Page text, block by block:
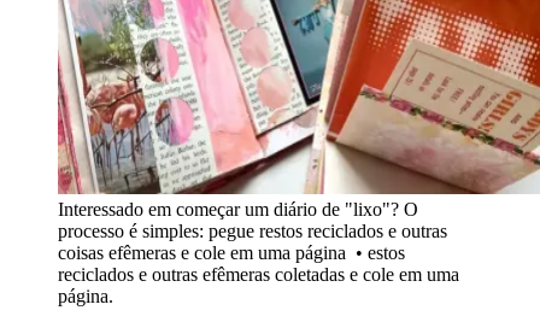
Interessado em começar um diário de "lixo"? O
processo é simples: pegue restos reciclados e outras
coisas efêmeras e cole em uma página • estos
reciclados e outras efêmeras coletadas e cole em uma
página.